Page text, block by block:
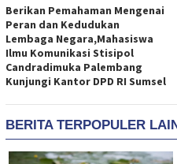
Berikan Pemahaman Mengenai
Peran dan Kedudukan
Lembaga Negara,Mahasiswa
Ilmu Komunikasi Stisipol
Candradimuka Palembang
Kunjungi Kantor DPD RI Sumsel